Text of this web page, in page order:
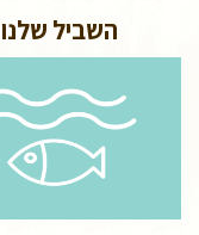
השביל שלנו